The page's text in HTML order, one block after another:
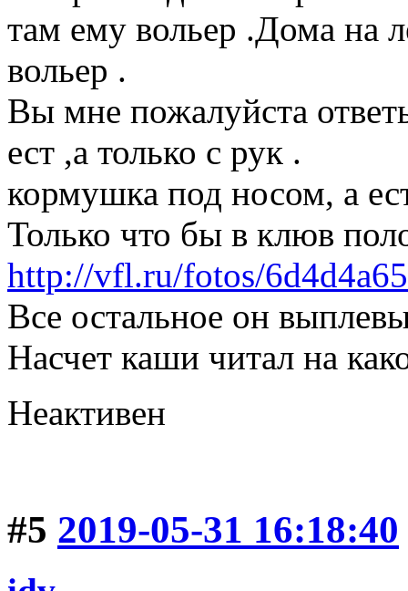
там ему вольер .Дома на
вольер .
Вы мне пожалуйста
ест ,а только с рук .
кормушка под носом, а
Только что бы в клюв
http://vfl.ru/fotos/
Все остальное он
Насчет каши читал на
Неактивен
#5 2019-05-31 16:18:40